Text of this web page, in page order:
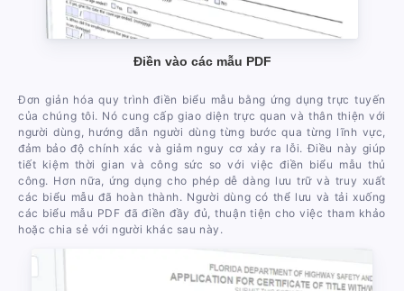
Điền vào các mẫu PDF
Đơn giản hóa quy trình điền biểu mẫu bằng ứng dụng trực tuyến
của chúng tôi. Nó cung cấp giao diện trực quan và thân thiện với
người dùng, hướng dẫn người dùng từng bước qua từng lĩnh vực,
đảm bảo độ chính xác và giảm nguy cơ xảy ra lỗi. Điều này giúp
tiết kiệm thời gian và công sức so với việc điền biểu mẫu thủ
công. Hơn nữa, ứng dụng cho phép dễ dàng lưu trữ và truy xuất
các biểu mẫu đã hoàn thành. Người dùng có thể lưu và tải xuống
các biểu mẫu PDF đã điền đầy đủ, thuận tiện cho việc tham khảo
hoặc chia sẻ với người khác sau này.